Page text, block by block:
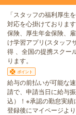
「スタッフの福利厚生
対応を心掛けておりま
保険、厚生年金保険、
け学習アプリ(スタッフ
得 、全国の提携スクー
ります。
ポイント
給与の前払いが可能な
請で、申請当日に給与
込）！※承認の勤怠実
登録後にマイページよ